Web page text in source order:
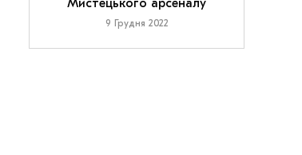
Мистецького арсеналу
9 Грудня 2022